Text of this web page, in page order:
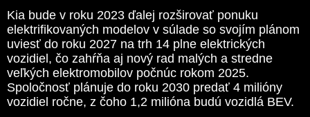
Kia bude v roku 2023 ďalej rozširovať ponuku
elektrifikovaných modelov v súlade so svojím plánom
uviesť do roku 2027 na trh 14 plne elektrických
vozidiel, čo zahŕňa aj nový rad malých a stredne
veľkých elektromobilov počnúc rokom 2025.
Spoločnosť plánuje do roku 2030 predať 4 milióny
vozidiel ročne, z čoho 1,2 milióna budú vozidlá BEV.